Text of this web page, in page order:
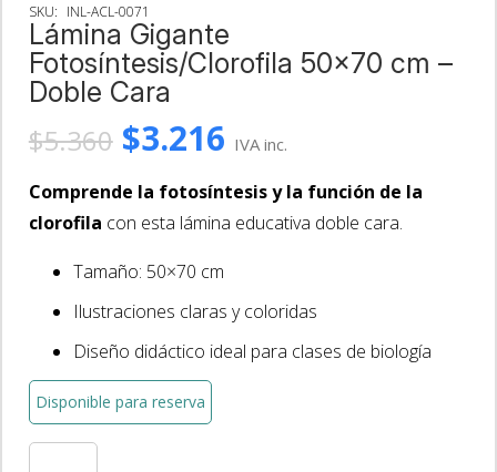
SKU: INL-ACL-0071
Lámina Gigante
Fotosíntesis/Clorofila 50×70 cm –
Doble Cara
$5.360 El
precio
original
era:
$5.360.
$3.216El
actual
es:
IVA inc.
Comprende la fotosíntesis y la función de la
clorofila con esta lámina educativa doble cara.
Tamaño: 50×70 cm
Ilustraciones claras y coloridas
Diseño didáctico ideal para clases de biología
Disponible para reserva